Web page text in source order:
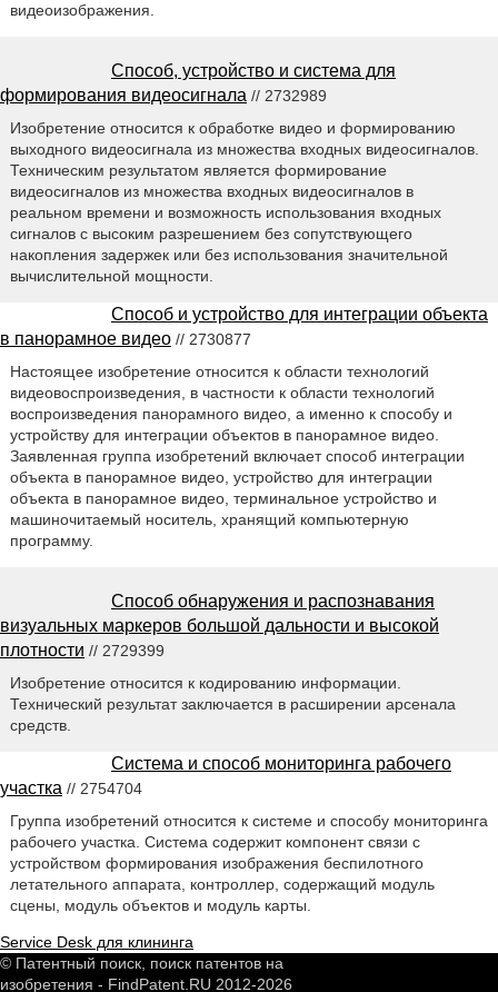
видеоизображения.
Способ, устройство и система для
формирования видеосигнала // 2732989
Изобретение относится к обработке видео и формированию
выходного видеосигнала из множества входных видеосигналов.
Техническим результатом является формирование
видеосигналов из множества входных видеосигналов в
реальном времени и возможность использования входных
сигналов с высоким разрешением без сопутствующего
накопления задержек или без использования значительной
вычислительной мощности.
Способ и устройство для интеграции объекта
в панорамное видео // 2730877
Настоящее изобретение относится к области технологий
видеовоспроизведения, в частности к области технологий
воспроизведения панорамного видео, а именно к способу и
устройству для интеграции объектов в панорамное видео.
Заявленная группа изобретений включает способ интеграции
объекта в панорамное видео, устройство для интеграции
объекта в панорамное видео, терминальное устройство и
машиночитаемый носитель, хранящий компьютерную
программу.
Способ обнаружения и распознавания
визуальных маркеров большой дальности и высокой
плотности // 2729399
Изобретение относится к кодированию информации.
Технический результат заключается в расширении арсенала
средств.
Система и способ мониторинга рабочего
участка // 2754704
Группа изобретений относится к системе и способу мониторинга
рабочего участка. Система содержит компонент связи с
устройством формирования изображения беспилотного
летательного аппарата, контроллер, содержащий модуль
сцены, модуль объектов и модуль карты.
Service Desk для клининга
© Патентный поиск, поиск патентов на
изобретения - FindPatent.RU 2012-2026